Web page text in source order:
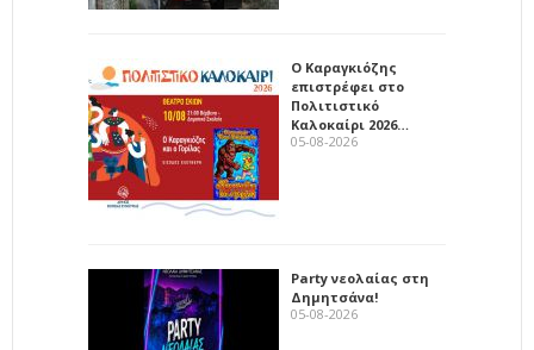
Ο Καραγκιόζης
επιστρέφει στο
Πολιτιστικό
Καλοκαίρι 2026…
05-08-2026
Party νεολαίας στη
Δημητσάνα!
05-08-2026